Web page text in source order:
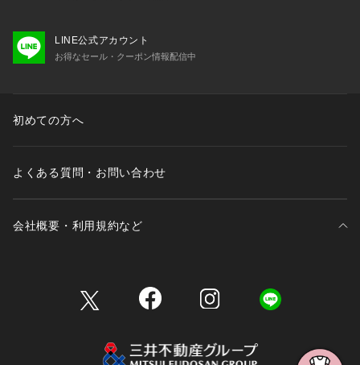
LINE公式アカウント
お得なセール・クーポン情報配信中
初めての方へ
よくある質問・お問い合わせ
会社概要・利用規約など